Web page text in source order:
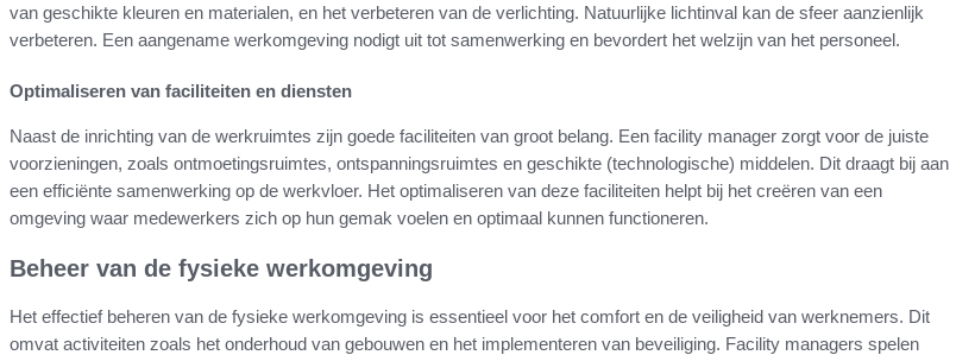
van geschikte kleuren en materialen, en het verbeteren van de verlichting. Natuurlijke lichtinval kan de sfeer aanzienlijk
verbeteren. Een aangename werkomgeving nodigt uit tot samenwerking en bevordert het welzijn van het personeel.
Optimaliseren van faciliteiten en diensten
Naast de inrichting van de werkruimtes zijn goede faciliteiten van groot belang. Een facility manager zorgt voor de juiste
voorzieningen, zoals ontmoetingsruimtes, ontspanningsruimtes en geschikte (technologische) middelen. Dit draagt bij aan
een efficiënte samenwerking op de werkvloer. Het optimaliseren van deze faciliteiten helpt bij het creëren van een
omgeving waar medewerkers zich op hun gemak voelen en optimaal kunnen functioneren.
Beheer van de fysieke werkomgeving
Het effectief beheren van de fysieke werkomgeving is essentieel voor het comfort en de veiligheid van werknemers. Dit
omvat activiteiten zoals het onderhoud van gebouwen en het implementeren van beveiliging. Facility managers spelen